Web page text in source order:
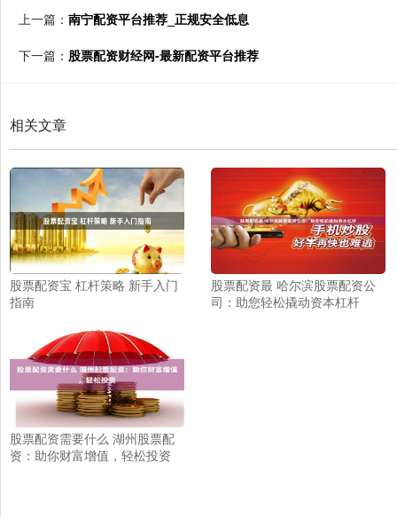
上一篇： 南宁配资平台推荐_正规安全低息
下一篇： 股票配资财经网-最新配资平台推荐
相关文章
股票配资宝 杠杆策略 新手入门
指南
股票配资最 哈尔滨股票配资公
司：助您轻松撬动资本杠杆
股票配资需要什么 湖州股票配
资：助你财富增值，轻松投资